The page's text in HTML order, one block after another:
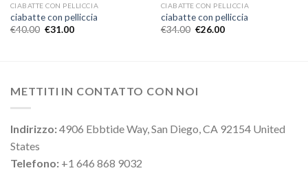
CIABATTE CON PELLICCIA
ciabatte con pelliccia
€40.00 €31.00
CIABATTE CON PELLICCIA
ciabatte con pelliccia
€34.00 €26.00
METTITI IN CONTATTO CON NOI
Indirizzo:4906 Ebbtide Way, San Diego, CA 92154 United
States
Telefono: +1 646 868 9032